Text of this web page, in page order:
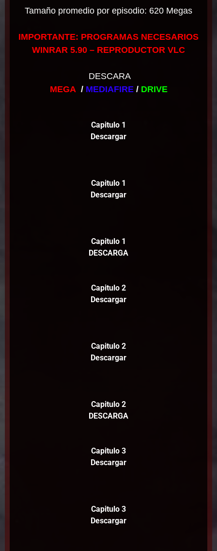
Tamaño promedio por episodio: 620 Megas
IMPORTANTE: PROGRAMAS NECESARIOS
WINRAR 5.90 – REPRODUCTOR VLC
DESCARA
MEGA/ MEDIAFIRE/ DRIVE
Capitulo 1
Descargar
Capitulo 1
Descargar
Capitulo 1
DESCARGA
Capitulo 2
Descargar
Capitulo 2
Descargar
Capitulo 2
DESCARGA
Capitulo 3
Descargar
Capitulo 3
Descargar